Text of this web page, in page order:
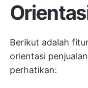
Berikut adalah
orientasi
perhatikan: